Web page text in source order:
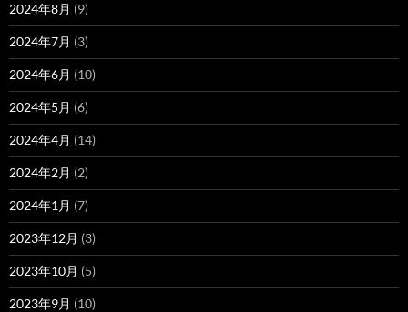
2024年8月 (9)
2024年7月 (3)
2024年6月 (10)
2024年5月 (6)
2024年4月 (14)
2024年2月 (2)
2024年1月 (7)
2023年12月 (3)
2023年10月 (5)
2023年9月 (10)